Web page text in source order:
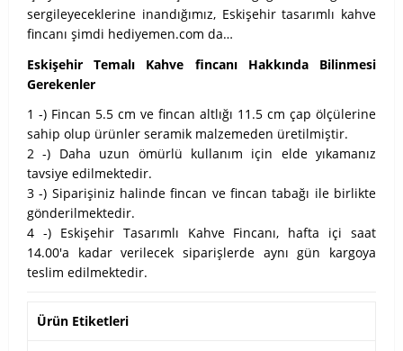
sergileyeceklerine inandığımız, Eskişehir tasarımlı kahve
fincanı şimdi hediyemen.com da…
Eskişehir Temalı Kahve fincanı Hakkında Bilinmesi
Gerekenler
1 -) Fincan 5.5 cm ve fincan altlığı 11.5 cm çap ölçülerine
sahip olup ürünler seramik malzemeden üretilmiştir.
2 -) Daha uzun ömürlü kullanım için elde yıkamanız
tavsiye edilmektedir.
3 -) Siparişiniz halinde fincan ve fincan tabağı ile birlikte
gönderilmektedir.
4 -) Eskişehir Tasarımlı Kahve Fincanı, hafta içi saat
14.00'a kadar verilecek siparişlerde aynı gün kargoya
teslim edilmektedir.
Ürün Etiketleri